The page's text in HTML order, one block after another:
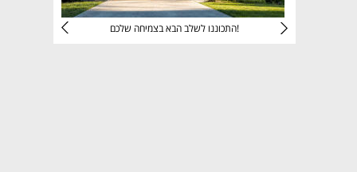
התכוננו לשלב הבא בצמיחה שלכם!